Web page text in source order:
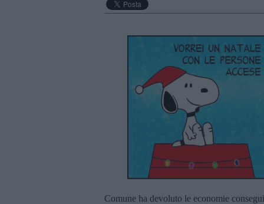
Comune ha devoluto le economie